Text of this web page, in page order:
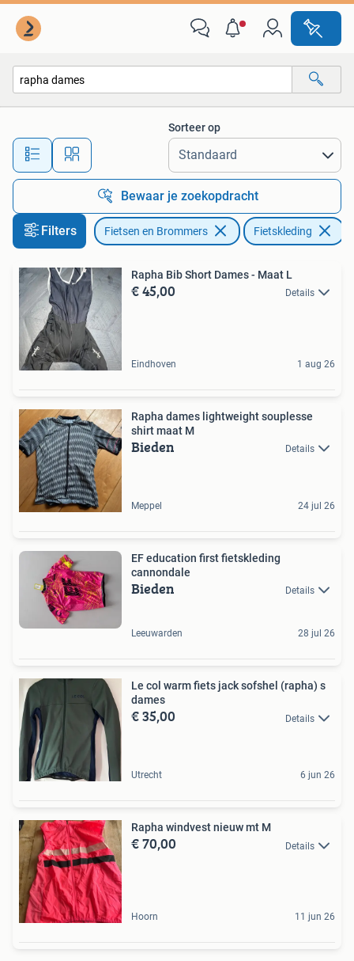
Alle afstanden…
Sorteer op
Bewaar je zoekopdracht
Filters Fietsen en Brommers Fietskleding
Rapha Bib Short Dames - Maat L
€ 45,00 Details
Eindhoven 1 aug 26
Rapha dames lightweight souplesse
shirt maat M
Bieden Details
Meppel 24 jul 26
EF education first fietskleding
cannondale
Bieden Details
Leeuwarden 28 jul 26
Le col warm fiets jack sofshel (rapha) s
dames
€ 35,00 Details
Utrecht 6 jun 26
Rapha windvest nieuw mt M
€ 70,00 Details
Hoorn 11 jun 26